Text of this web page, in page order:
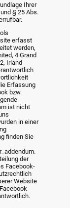
Ihrer
§ 25 Abs.
erfasst
werden,
4 Grand
Irland
Erfassung
bzw.
ist nicht
in einer
finden Sie
der
Facebook-
Website